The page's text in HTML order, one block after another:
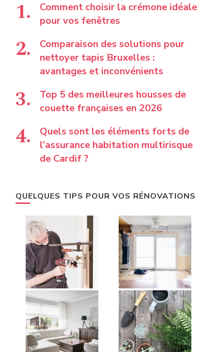
Comment choisir la crémone idéale
pour vos fenêtres
Comparaison des solutions pour
nettoyer tapis Bruxelles :
avantages et inconvénients
Top 5 des meilleures housses de
couette françaises en 2026
Quels sont les éléments forts de
l’assurance habitation multirisque
de Cardif ?
QUELQUES TIPS POUR VOS RÉNOVATIONS